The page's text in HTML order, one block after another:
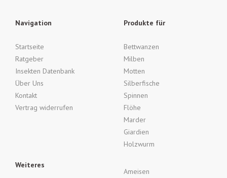
Navigation
Startseite
Ratgeber
Insekten Datenbank
Über Uns
Kontakt
Vertrag widerrufen
Produkte für
Bettwanzen
Milben
Motten
Silberfische
Spinnen
Flöhe
Marder
Giardien
Holzwurm
Weiteres
Ameisen